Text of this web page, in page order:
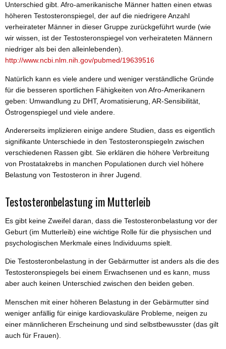
Unterschied gibt. Afro-amerikanische Männer hatten einen etwas
höheren Testosteronspiegel, der auf die niedrigere Anzahl
verheirateter Männer in dieser Gruppe zurückgeführt wurde (wie
wir wissen, ist der Testosteronspiegel von verheirateten Männern
niedriger als bei den alleinlebenden).
http://www.ncbi.nlm.nih.gov/pubmed/19639516
Natürlich kann es viele andere und weniger verständliche Gründe
für die besseren sportlichen Fähigkeiten von Afro-Amerikanern
geben: Umwandlung zu DHT, Aromatisierung, AR-Sensibilität,
Östrogenspiegel und viele andere.
Andererseits implizieren einige andere Studien, dass es eigentlich
signifikante Unterschiede in den Testosteronspiegeln zwischen
verschiedenen Rassen gibt. Sie erklären die höhere Verbreitung
von Prostatakrebs in manchen Populationen durch viel höhere
Belastung von Testosteron in ihrer Jugend.
Testosteronbelastung im Mutterleib
Es gibt keine Zweifel daran, dass die Testosteronbelastung vor der
Geburt (im Mutterleib) eine wichtige Rolle für die physischen und
psychologischen Merkmale eines Individuums spielt.
Die Testosteronbelastung in der Gebärmutter ist anders als die des
Testosteronspiegels bei einem Erwachsenen und es kann, muss
aber auch keinen Unterschied zwischen den beiden geben.
Menschen mit einer höheren Belastung in der Gebärmutter sind
weniger anfällig für einige kardiovaskuläre Probleme, neigen zu
einer männlicheren Erscheinung und sind selbstbewusster (das gilt
auch für Frauen).